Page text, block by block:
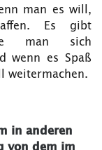
man es will,
Es gibt
man sich
wenn es Spaß
weitermachen.
in anderen
von dem im